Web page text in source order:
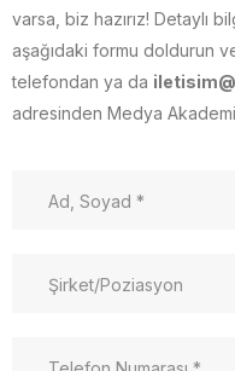
varsa, biz hazırız! Detaylı
aşağıdaki formu doldurun
telefondan ya da
adresinden Medya Akademi